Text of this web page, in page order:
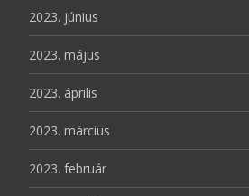
2023. június
2023. május
2023. április
2023. március
2023. február